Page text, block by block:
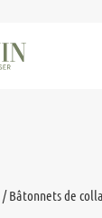
/ Bâtonnets de